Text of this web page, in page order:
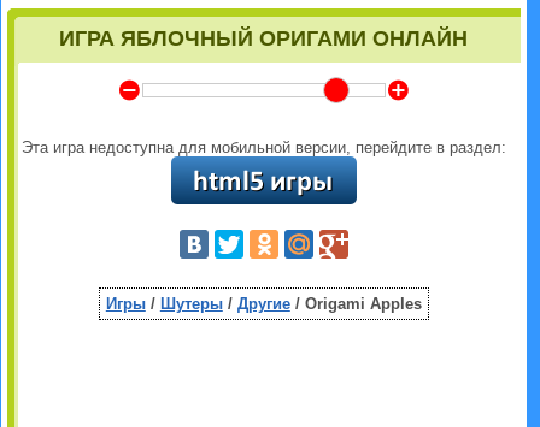
ИГРА ЯБЛОЧНЫЙ ОРИГАМИ ОНЛАЙН
Y Z
Эта игра недоступна для мобильной версии, перейдите в раздел:
Игры/ Шутеры/ Другие/ Origami Apples